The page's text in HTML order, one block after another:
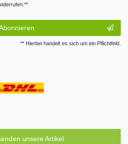
** Hierbei handelt es sich um ein Pflichtfeld.
unsere Artikel